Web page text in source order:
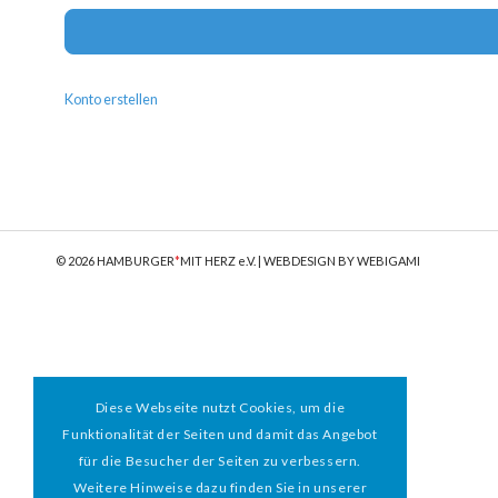
Konto erstellen
© 2026 HAMBURGER*MIT HERZ e.V. | WEBDESIGN BY WEBIGAMI
Diese Webseite nutzt Cookies, um die
Funktionalität der Seiten und damit das Angebot
für die Besucher der Seiten zu verbessern.
Weitere Hinweise dazu finden Sie in unserer